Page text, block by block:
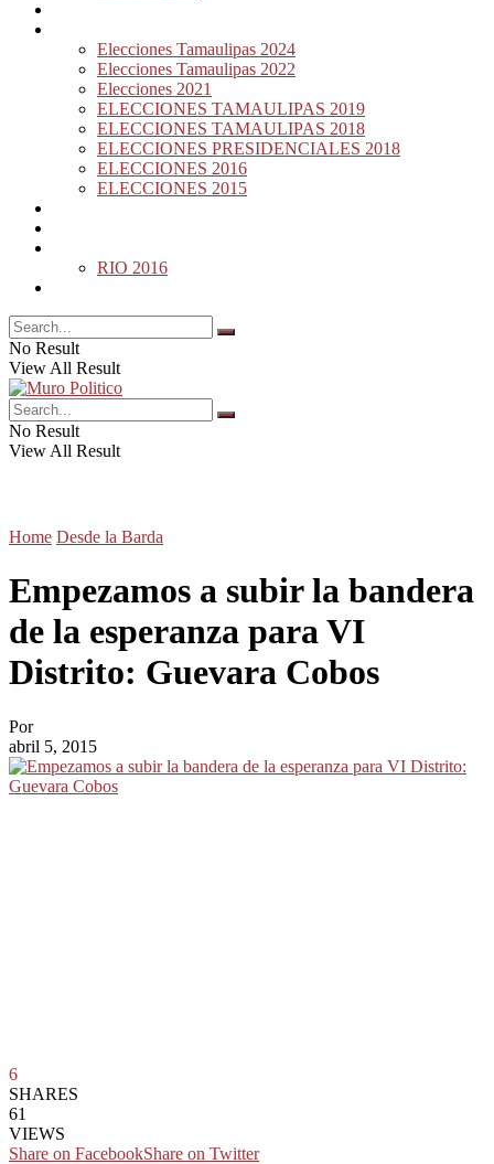
Elecciones Tamaulipas 2024
Elecciones Tamaulipas 2022
Elecciones 2021
ELECCIONES TAMAULIPAS 2019
ELECCIONES TAMAULIPAS 2018
ELECCIONES PRESIDENCIALES 2018
ELECCIONES 2016
ELECCIONES 2015
RIO 2016
No Result
View All Result
No Result
View All Result
Home Desde la Barda
Empezamos a subir la bandera
de la esperanza para VI
Distrito: Guevara Cobos
Por
abril 5, 2015
6
SHARES
61
VIEWS
Share on FacebookShare on Twitter